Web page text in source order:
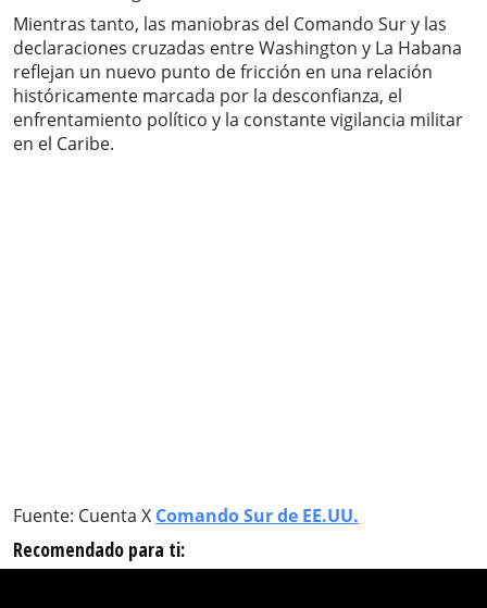
Mientras tanto, las maniobras del Comando Sur y las
declaraciones cruzadas entre Washington y La Habana
reflejan un nuevo punto de fricción en una relación
históricamente marcada por la desconfianza, el
enfrentamiento político y la constante vigilancia militar
en el Caribe.
Fuente: Cuenta X Comando Sur de EE.UU.
Recomendado para ti: